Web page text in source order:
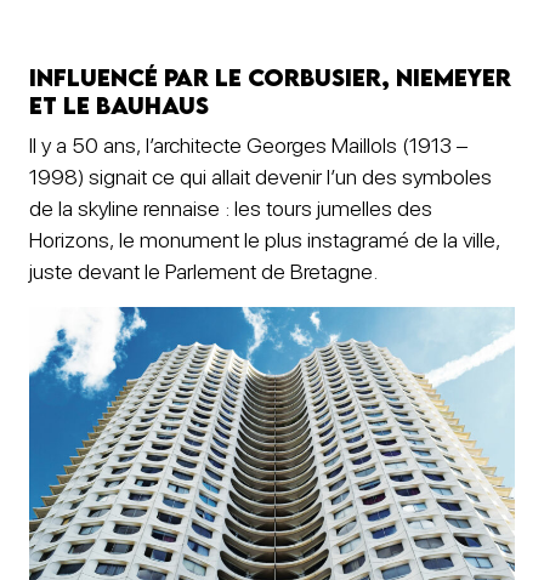
Influencé par Le Corbusier, Niemeyer
et le Bauhaus
Il y a 50 ans, l’architecte Georges Maillols (1913 –
1998) signait ce qui allait devenir l’un des symboles
de la skyline rennaise : les tours jumelles des
Horizons, le monument le plus instagramé de la ville,
juste devant le Parlement de Bretagne.